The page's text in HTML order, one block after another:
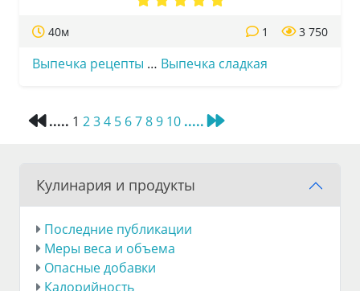
40м 3 750
1
Выпечка рецепты … Выпечка сладкая
..... 1 234 5 6789 10 .....
Кулинария и продукты
Последние публикации
Меры веса и объема
Опасные добавки
Калорийность